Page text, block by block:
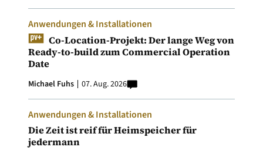
Anwendungen & Installationen
Co-Location-Projekt: Der lange Weg von
Ready-to-build zum Commercial Operation
Date
Michael Fuhs 07. Aug. 2026
Anwendungen & Installationen
Die Zeit ist reif für Heimspeicher für
jedermann